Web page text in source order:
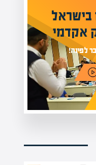
שווי
באתר